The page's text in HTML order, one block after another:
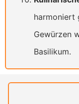
harmoniert
Gewürzen
Basilikum.